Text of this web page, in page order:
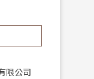
限公司